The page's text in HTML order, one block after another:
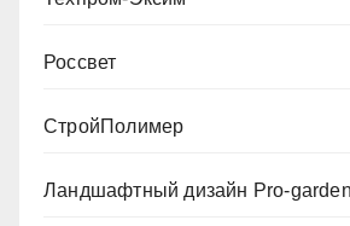
Россвет
СтройПолимер
Ландшафтный дизайн Pro-garden